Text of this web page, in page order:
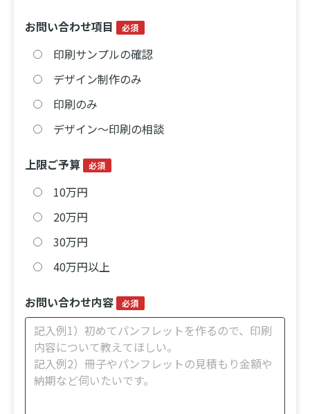
お問い合わせ項目 必須
印刷サンプルの確認
デザイン制作のみ
印刷のみ
デザイン〜印刷の相談
上限ご予算 必須
10万円
20万円
30万円
40万円以上
お問い合わせ内容 必須